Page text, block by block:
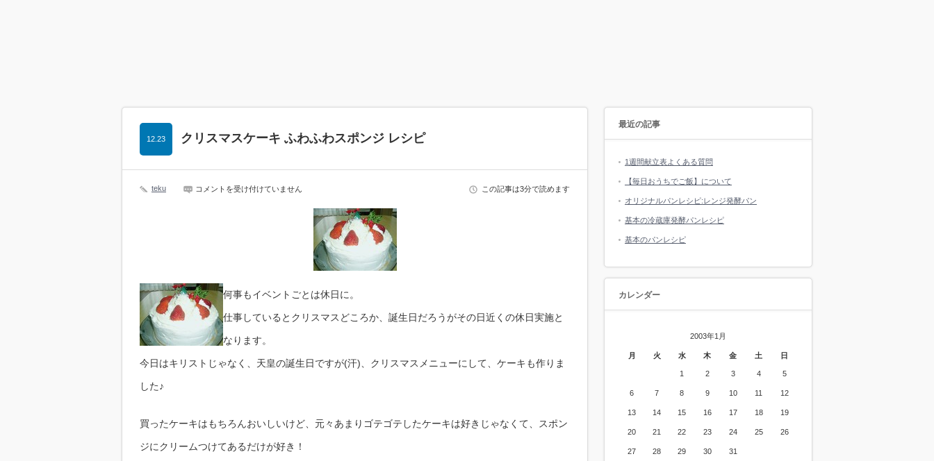
クリスマスケーキ ふわふわスポンジ レシピ
12.23
teku
ク
わ
ふ
わ
ス
ン
ジ
シ
コメントを受け付けていません この記事は3分で読めます
何事もイベントごとは休日に。
仕事しているとクリスマスどころか、誕生日だろうがその日近くの休日実施と
なります。
今日はキリストじゃなく、天皇の誕生日ですが(汗)、クリスマスメニューにして、ケーキも作りま
した♪
買ったケーキはもちろんおいしいけど、元々あまりゴテゴテしたケーキは好きじゃなくて、スポン
ジにクリームつけてあるだけが好き！
最近の記事
1週間献立表よくある質問
【毎日おうちでご飯】について
オリジナルパンレシピ:レンジ発酵パン
基本の冷蔵庫発酵パンレシピ
基本のパンレシピ
カレンダー
2003年1月
月 火 水 木 金 土 日
1 2 3 4 5
6 7 8 9 10 11 12
13 14 15 16 17 18 19
20 21 22 23 24 25 26
27 28 29 30
31